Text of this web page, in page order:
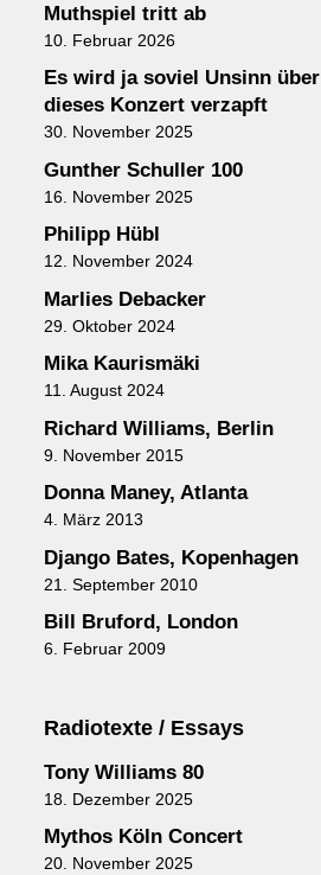
Muthspiel tritt ab
10. Februar 2026
Es wird ja soviel Unsinn über
dieses Konzert verzapft
30. November 2025
Gunther Schuller 100
16. November 2025
Philipp Hübl
12. November 2024
Marlies Debacker
29. Oktober 2024
Mika Kaurismäki
11. August 2024
Richard Williams, Berlin
9. November 2015
Donna Maney, Atlanta
4. März 2013
Django Bates, Kopenhagen
21. September 2010
Bill Bruford, London
6. Februar 2009
Radiotexte / Essays
Tony Williams 80
18. Dezember 2025
Mythos Köln Concert
20. November 2025